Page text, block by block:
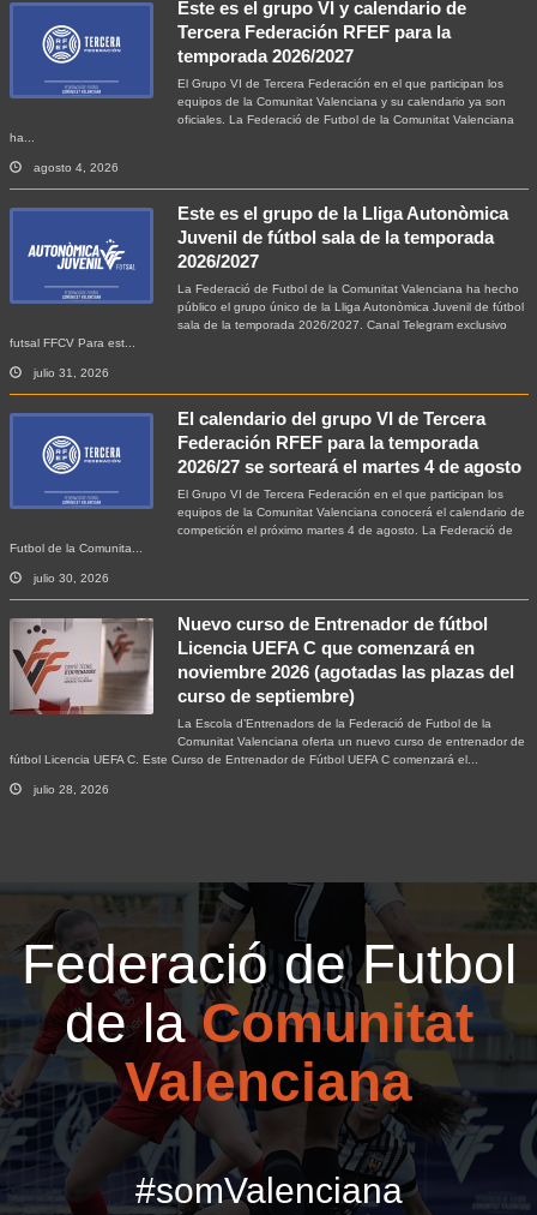
Este es el grupo VI y calendario de
Tercera Federación RFEF para la
temporada 2026/2027
El Grupo VI de Tercera Federación en el que participan los
equipos de la Comunitat Valenciana y su calendario ya son
oficiales. La Federació de Futbol de la Comunitat Valenciana
ha...
agosto 4, 2026
Este es el grupo de la Lliga Autonòmica
Juvenil de fútbol sala de la temporada
2026/2027
La Federació de Futbol de la Comunitat Valenciana ha hecho
público el grupo único de la Lliga Autonòmica Juvenil de fútbol
sala de la temporada 2026/2027. Canal Telegram exclusivo
futsal FFCV Para est...
julio 31, 2026
El calendario del grupo VI de Tercera
Federación RFEF para la temporada
2026/27 se sorteará el martes 4 de agosto
El Grupo VI de Tercera Federación en el que participan los
equipos de la Comunitat Valenciana conocerá el calendario de
competición el próximo martes 4 de agosto. La Federació de
Futbol de la Comunita...
julio 30, 2026
Nuevo curso de Entrenador de fútbol
Licencia UEFA C que comenzará en
noviembre 2026 (agotadas las plazas del
curso de septiembre)
La Escola d’Entrenadors de la Federació de Futbol de la
Comunitat Valenciana oferta un nuevo curso de entrenador de
fútbol Licencia UEFA C. Este Curso de Entrenador de Fútbol UEFA C comenzará el...
julio 28, 2026
Federació de Futbol
de laComunitat
Valenciana
#somValenciana